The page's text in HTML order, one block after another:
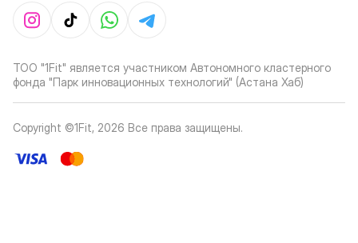
ТОО "1Fit" является участником Автономного кластерного
фонда "Парк инновационных технологий" (Астана Хаб)
Copyright ©1Fit, 2026 Все права защищены.